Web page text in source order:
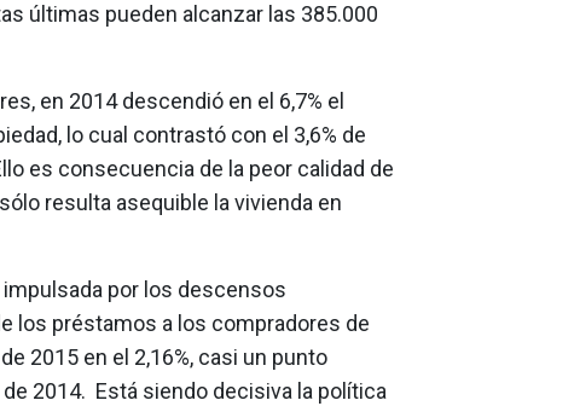
últimas pueden alcanzar las 385.000
en 2014 descendió en el 6,7% el
lo cual contrastó con el 3,6% de
es consecuencia de la peor calidad de
resulta asequible la vivienda en
por los descensos
los préstamos a los compradores de
2015 en el 2,16%, casi un punto
2014. Está siendo decisiva la política